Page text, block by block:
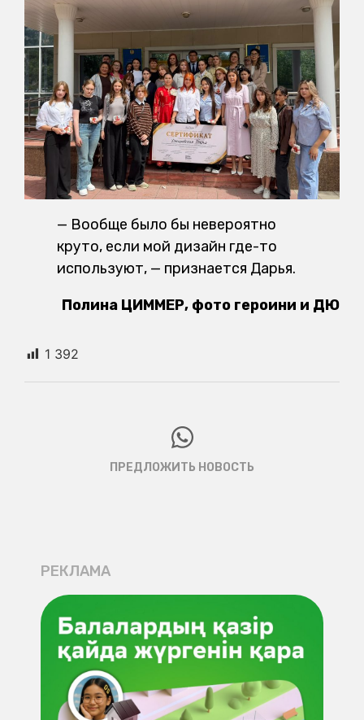
— Вообще было бы невероятно
круто, если мой дизайн где-то
используют, — признается Дарья.
Полина ЦИММЕР, фото героини и ДЮ
1 392
ПРЕДЛОЖИТЬ НОВОСТЬ
РЕКЛАМА